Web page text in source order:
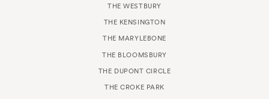
THE WESTBURY
THE KENSINGTON
THE MARYLEBONE
THE BLOOMSBURY
THE DUPONT CIRCLE
THE CROKE PARK